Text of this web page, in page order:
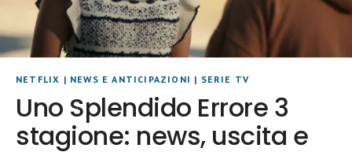
NETFLIX | NEWS E ANTICIPAZIONI | SERIE TV
Uno Splendido Errore 3
stagione: news, uscita e